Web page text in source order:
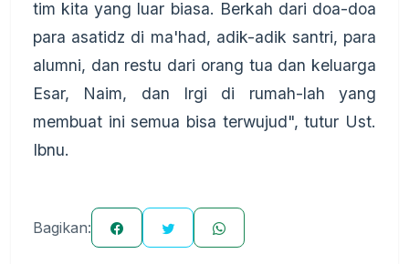
tim kita yang luar biasa. Berkah dari doa-doa
para asatidz di ma'had, adik-adik santri, para
alumni, dan restu dari orang tua dan keluarga
Esar, Naim, dan Irgi di rumah-lah yang
membuat ini semua bisa terwujud", tutur Ust.
Ibnu.
Bagikan: